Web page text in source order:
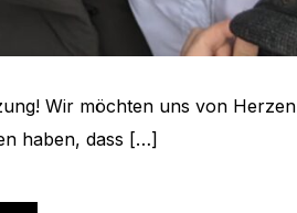
Wir möchten uns von Herzen
haben, dass […]